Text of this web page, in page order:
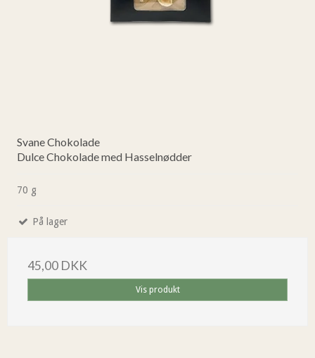
Svane Chokolade
Dulce Chokolade med Hasselnødder
70 g
På lager
45,00 DKK
Vis produkt